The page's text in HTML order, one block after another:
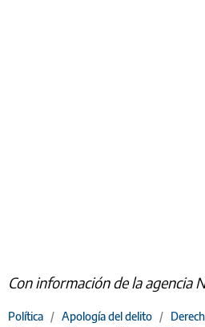
Con información de la agencia
Política / Apología del delito /